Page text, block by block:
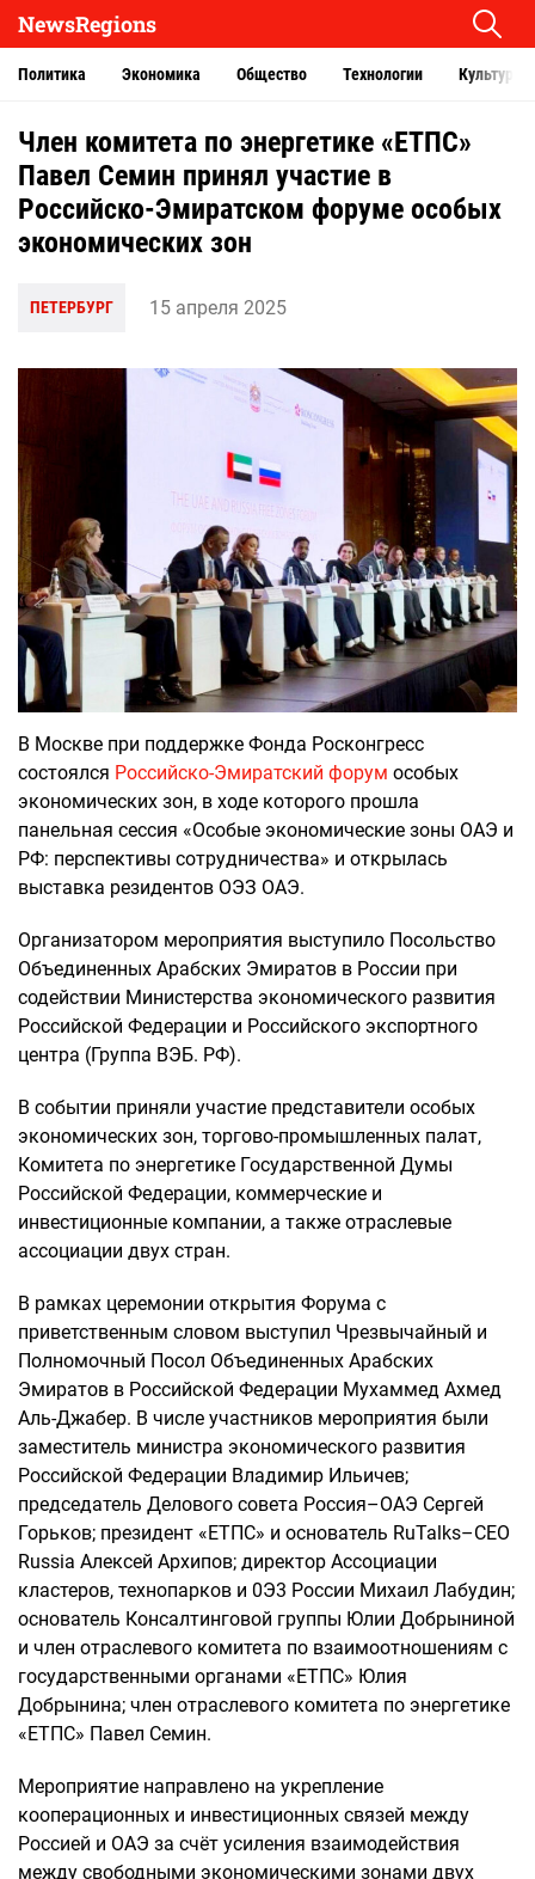
NewsRegions
Политика Экономика Общество Технологии Культура
Член комитета по энергетике «ЕТПС»
Павел Семин принял участие в
Российско-Эмиратском форуме особых
экономических зон
ПЕТЕРБУРГ 15 апреля 2025
В Москве при поддержке Фонда Росконгресс
состоялся Российско-Эмиратский форум особых
экономических зон, в ходе которого прошла
панельная сессия «Особые экономические зоны ОАЭ и
РФ: перспективы сотрудничества» и открылась
выставка резидентов ОЭЗ ОАЭ.
Организатором мероприятия выступило Посольство
Объединенных Арабских Эмиратов в России при
содействии Министерства экономического развития
Российской Федерации и Российского экспортного
центра (Группа ВЭБ. РФ).
В событии приняли участие представители особых
экономических зон, торгово-промышленных палат,
Комитета по энергетике Государственной Думы
Российской Федерации, коммерческие и
инвестиционные компании, а также отраслевые
ассоциации двух стран.
В рамках церемонии открытия Форума с
приветственным словом выступил Чрезвычайный и
Полномочный Посол Объединенных Арабских
Эмиратов в Российской Федерации Мухаммед Ахмед
Аль-Джабер. В числе участников мероприятия были
заместитель министра экономического развития
Российской Федерации Владимир Ильичев;
председатель Делового совета Россия–ОАЭ Сергей
Горьков; президент «ЕТПС» и основатель RuTalks–CEO
Russia Алексей Архипов; директор Ассоциации
кластеров, технопарков и 0Э3 России Михаил Лабудин;
основатель Консалтинговой группы Юлии Добрыниной
и член отраслевого комитета по взаимоотношениям с
государственными органами «ЕТПС» Юлия
Добрынина; член отраслевого комитета по энергетике
«ЕТПС» Павел Семин.
Мероприятие направлено на укрепление
кооперационных и инвестиционных связей между
Россией и ОАЭ за счёт усиления взаимодействия
между свободными экономическими зонами двух